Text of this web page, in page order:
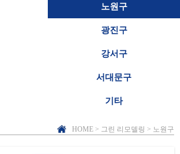
노원구
광진구
강서구
서대문구
기타
HOME > 그린 리모델링 > 노원구